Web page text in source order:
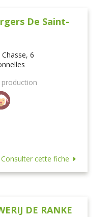
De Saint-
6
production
Consulter cette fiche
DE RANKE